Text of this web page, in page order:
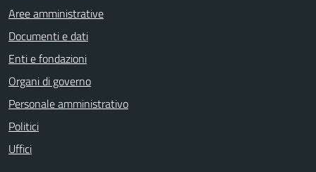
Aree amministrative
Documenti e dati
Enti e fondazioni
Organi di governo
Personale amministrativo
Politici
Uffici